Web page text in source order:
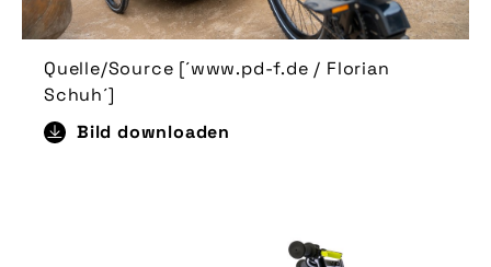
Quelle/Source [´www.pd-f.de / Florian
Schuh´]
Bild downloaden